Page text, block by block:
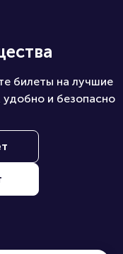
билеты на лучшие
и безопасно